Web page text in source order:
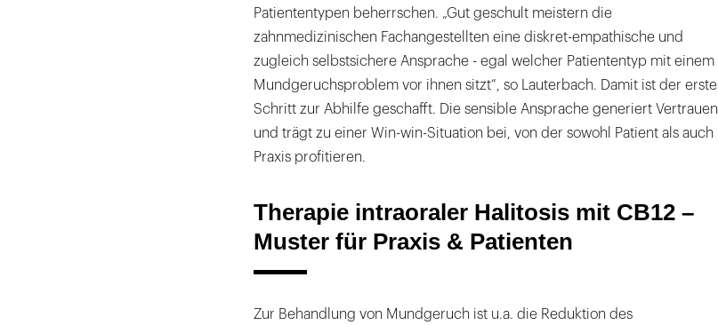
Patiententypen beherrschen. „Gut geschult meistern die
zahnmedizinischen Fachangestellten eine diskret-empathische und
zugleich selbstsichere Ansprache - egal welcher Patiententyp mit einem
Mundgeruchsproblem vor ihnen sitzt“, so Lauterbach. Damit ist der erste
Schritt zur Abhilfe geschafft. Die sensible Ansprache generiert Vertrauen
und trägt zu einer Win-win-Situation bei, von der sowohl Patient als auch
Praxis profitieren.
Therapie intraoraler Halitosis mit CB12 –
Muster für Praxis & Patienten
Zur Behandlung von Mundgeruch ist u.a. die Reduktion des